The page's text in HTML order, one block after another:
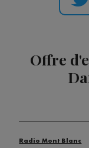
Offre
Radio Mont Blanc